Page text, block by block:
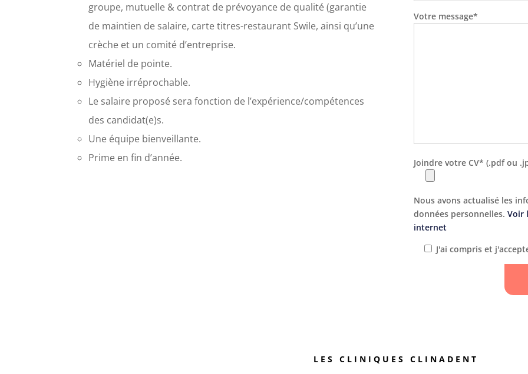
groupe, mutuelle & contrat de prévoyance de qualité (garantie
de maintien de salaire, carte titres-restaurant Swile, ainsi qu’une
crèche et un comité d’entreprise.
Matériel de pointe.
Hygiène irréprochable.
Le salaire proposé sera fonction de l’expérience/compétences
des candidat(e)s.
Une équipe bienveillante.
Prime en fin d’année.
Votre message*
Joindre votre CV* (.pdf ou
Nous avons actualisé les
données personnelles. Voir
internet
J'ai compris et
LES CLINIQUES CLINADENT